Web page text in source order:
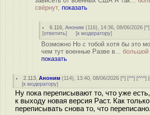
свёрнут, показать
6.116 ,Аноним (116), 14:36, 08/06/2026 [^
[ответить] [к модератору]
Возможно Но с тобой хотя бы это
чем тут военные Разве в... большой
показать
2.113 ,Аноним (114), 13:40, 08/06/2026 [^] [^^] [^^^] [
[к модератору]
Ну пока переписывают то, что уже есть,
к выходу новая версия Раст. Как
переписывать снова то, что переписано.